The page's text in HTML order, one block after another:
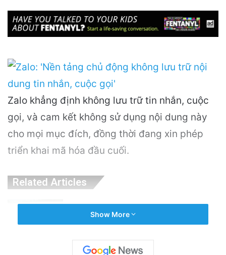
Zalo khẳng định không lưu trữ tin nhắn, cuộc
gọi, và cam kết không sử dụng nội dung này
cho mọi mục đích, đồng thời đang xin phép
triển khai mã hóa đầu cuối.
Related Articles
Cuộc đời của Nhà Khoa học Xuất sắc
10 hours ago
Show More